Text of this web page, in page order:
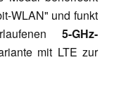
WLAN" und funkt
5-GHz-
mit LTE zur